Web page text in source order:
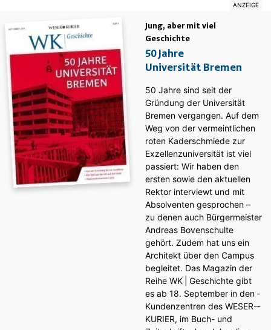
Jung, aber mit viel
Geschichte
50 Jahre
Universität Bremen
50 Jahre sind seit der
Gründung der Universität
Bremen vergangen. Auf dem
Weg von der vermeintlichen
roten Kaderschmiede zur
Exzellenzuniversität ist viel
passiert: Wir haben den
ersten sowie den aktuellen
Rektor interviewt und mit
Absolventen gesprochen –
zu denen auch Bürgermeister
Andreas Bovenschulte
gehört. Zudem hat uns ein
Architekt über den Campus
begleitet. Das Magazin der
Reihe WK | Geschichte gibt
es ab 18. September in den ­
Kundenzentren des WESER-­
KURIER, im Buch- und